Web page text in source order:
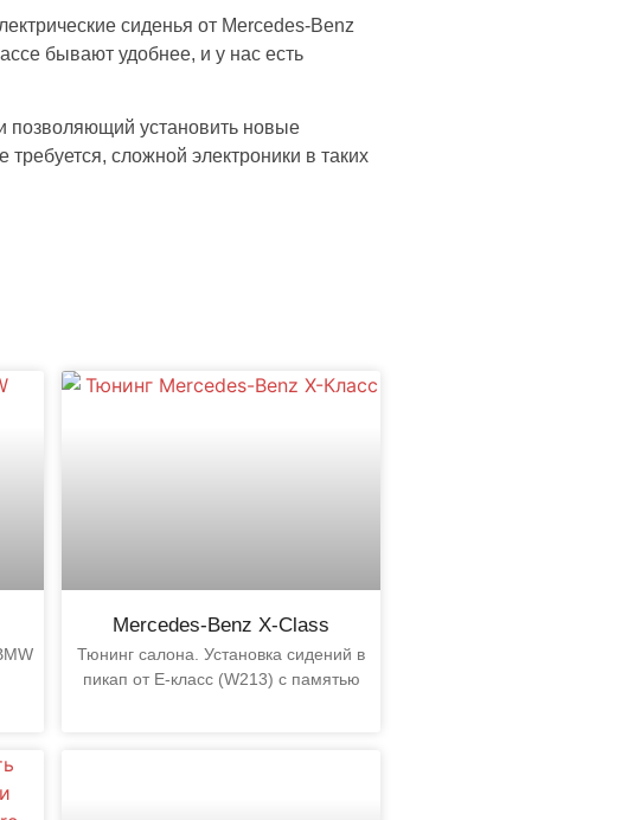
сиденья от Mercedes-Benz
бывают удобнее, и у нас есть
позволяющий установить новые
сложной электроники в таких
Mercedes-Benz X-Class
Тюнинг салона. Установка сидений в
пикап от E-класс (W213) с памятью